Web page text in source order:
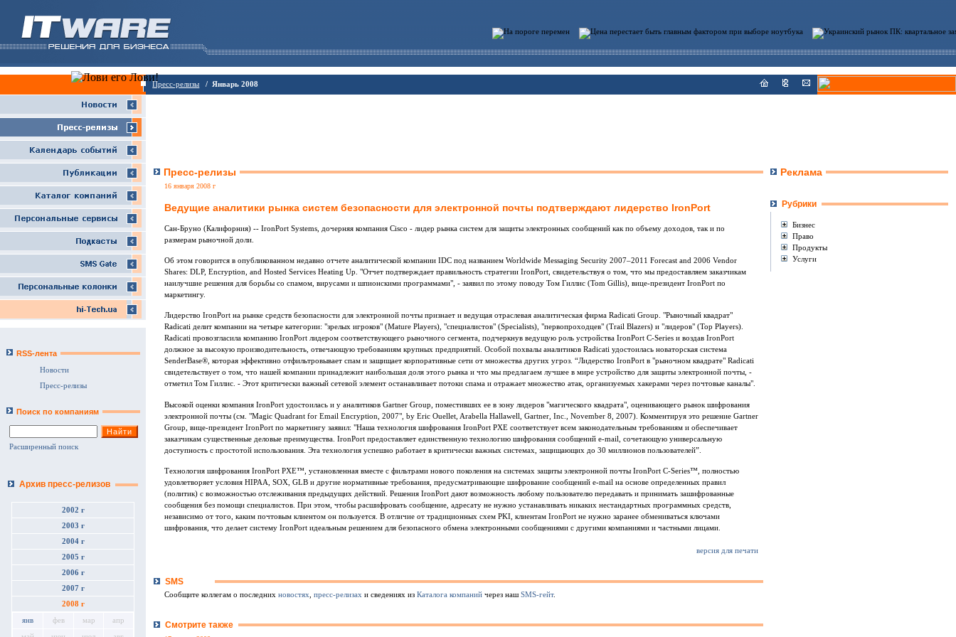
Пресс-релизы / Январь 2008
RSS-лента
Новости
Пресс-релизы
Поиск по компаниям
Расширенный поиск
Архив пресс-релизов
2002 г
2003 г
2004 г
2005 г
2006 г
2007 г
2008 г
янв фев мар апр
Пресс-релизы
16 января 2008 г
Ведущие аналитики рынка систем безопасности для электронной почты подтверждают лидерство IronPort
Сан-Бруно (Калифорния) -- IronPort Systems, дочерняя компания Cisco - лидер рынка систем для защиты электронных сообщений как по объему доходов, так и по
размерам рыночной доли.
Об этом говорится в опубликованном недавно отчете аналитической компании IDC под названием Worldwide Messaging Security 2007–2011 Forecast and 2006 Vendor
Shares: DLP, Encryption, and Hosted Services Heating Up. "Отчет подтверждает правильность стратегии IronPort, свидетельствуя о том, что мы предоставляем заказчикам
наилучшие решения для борьбы со спамом, вирусами и шпионскими программами", - заявил по этому поводу Том Гиллис (Tom Gillis), вице-президент IronPort по
маркетингу.
Лидерство IronPort на рынке средств безопасности для электронной почты признает и ведущая отраслевая аналитическая фирма Radicati Group. "Рыночный квадрат"
Radicati делит компании на четыре категории: "зрелых игроков" (Mature Players), "специалистов" (Specialists), "первопроходцев" (Trail Blazers) и "лидеров" (Top Players).
Radicati провозгласила компанию IronPort лидером соответствующего рыночного сегмента, подчеркнув ведущую роль устройства IronPort C-Series и воздав IronPort
должное за высокую производительность, отвечающую требованиям крупных предприятий. Особой похвалы аналитиков Radicati удостоилась новаторская система
SenderBase®, которая эффективно отфильтровывает спам и защищает корпоративные сети от множества других угроз. “Лидерство IronPort в "рыночном квадрате" Radicati
свидетельствует о том, что нашей компании принадлежит наибольшая доля этого рынка и что мы предлагаем лучшее в мире устройство для защиты электронной почты, -
отметил Том Гиллис. - Этот критически важный сетевой элемент останавливает потоки спама и отражает множество атак, организуемых хакерами через почтовые каналы".
Высокой оценки компания IronPort удостоилась и у аналитиков Gartner Group, поместивших ее в зону лидеров "магического квадрата", оценивающего рынок шифрования
электронной почты (см. "Magic Quadrant for Email Encryption, 2007", by Eric Ouellet, Arabella Hallawell, Gartner, Inc., November 8, 2007). Комментируя это решение Gartner
Group, вице-президент IronPort по маркетингу заявил: "Наша технология шифрования IronPort PXE соответствует всем законодательным требованиям и обеспечивает
заказчикам существенные деловые преимущества. IronPort предоставляет единственную технологию шифрования сообщений e-mail, сочетающую универсальную
доступность с простотой использования. Эта технология успешно работает в критически важных системах, защищающих до 30 миллионов пользователей”.
Технология шифрования IronPort PXE™, установленная вместе с фильтрами нового поколения на системах защиты электронной почты IronPort C-Series™, полностью
удовлетворяет условия HIPAA, SOX, GLB и другие нормативные требования, предусматривающие шифрование сообщений e-mail на основе определенных правил
(политик) с возможностью отслеживания предыдущих действий. Решения IronPort дают возможность любому пользователю передавать и принимать зашифрованные
сообщения без помощи специалистов. При этом, чтобы расшифровать сообщение, адресату не нужно устанавливать никаких нестандартных программных средств,
независимо от того, каким почтовым клиентом он пользуется. В отличие от традиционных схем PKI, клиентам IronPort не нужно заранее обмениваться ключами
шифрования, что делает систему IronPort идеальным решением для безопасного обмена электронными сообщениями с другими компаниями и частными лицами.
версия для печати
SMS
Сообщите коллегам о последних новостях пресс-релизах и сведениях из Каталога компаний через наш SMS-гейт.
Смотрите также
Реклама
Рубрики
Бизнес
Право
Продукты
Услуги